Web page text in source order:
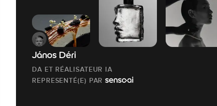
János Déri
DA ET RÉALISATEUR IA
REPRESENTÉ(E) PAR